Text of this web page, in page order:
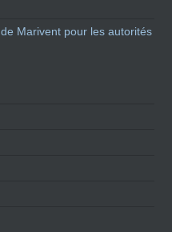
Marivent pour les autorités